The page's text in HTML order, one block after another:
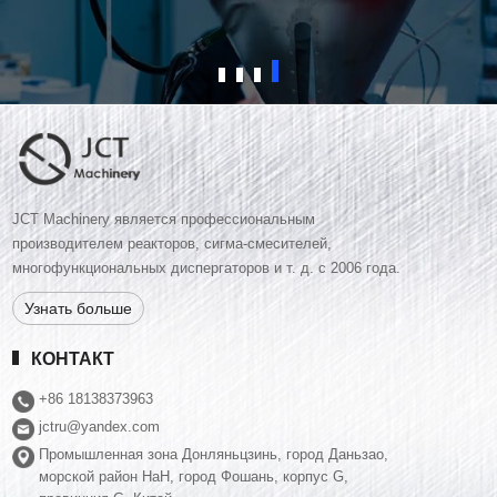
деталь не будет
JCT Machinery является профессиональным
производителем реакторов, сигма-смесителей,
многофункциональных диспергаторов и т. д. с 2006 года.
Узнать больше
КОНТАКТ
+86 18138373963
jctru@yandex.com
Промышленная зона Донляньцзинь, город Даньзао,
морской район НаН, город Фошань, корпус G,